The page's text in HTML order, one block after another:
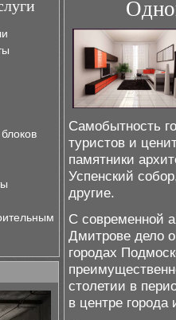
Самобытность
туристов и
памятники
Успенский
другие.
С современной
Дмитрове дело
городах
столетии в
в центре города